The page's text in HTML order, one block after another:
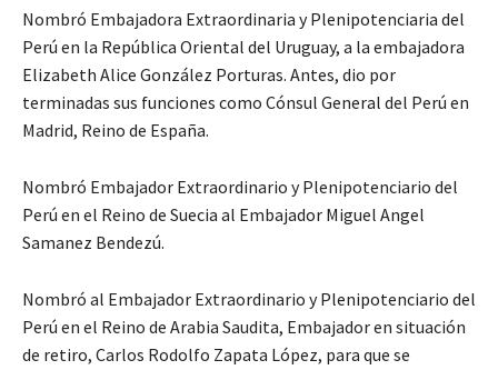
Nombró Embajadora Extraordinaria y Plenipotenciaria del
Perú en la República Oriental del Uruguay, a la embajadora
Elizabeth Alice González Porturas. Antes, dio por
terminadas sus funciones como Cónsul General del Perú en
Madrid, Reino de España.
Nombró Embajador Extraordinario y Plenipotenciario del
Perú en el Reino de Suecia al Embajador Miguel Angel
Samanez Bendezú.
Nombró al Embajador Extraordinario y Plenipotenciario del
Perú en el Reino de Arabia Saudita, Embajador en situación
de retiro, Carlos Rodolfo Zapata López, para que se